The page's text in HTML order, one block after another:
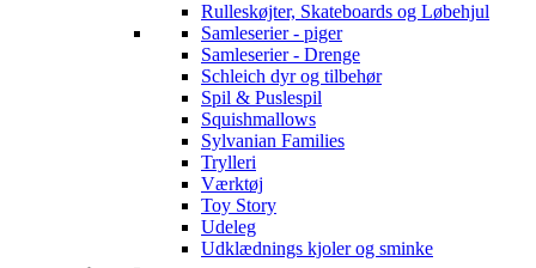
Rulleskøjter, Skateboards og Løbehjul
Samleserier - piger
Samleserier - Drenge
Schleich dyr og tilbehør
Spil & Puslespil
Squishmallows
Sylvanian Families
Trylleri
Værktøj
Toy Story
Udeleg
Udklædnings kjoler og sminke